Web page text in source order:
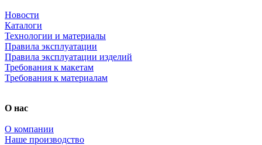
Новости
Каталоги
Технологии и материалы
Правила эксплуатации
Правила эксплуатации изделий
Требования к макетам
Требования к материалам
О нас
О компании
Наше производство